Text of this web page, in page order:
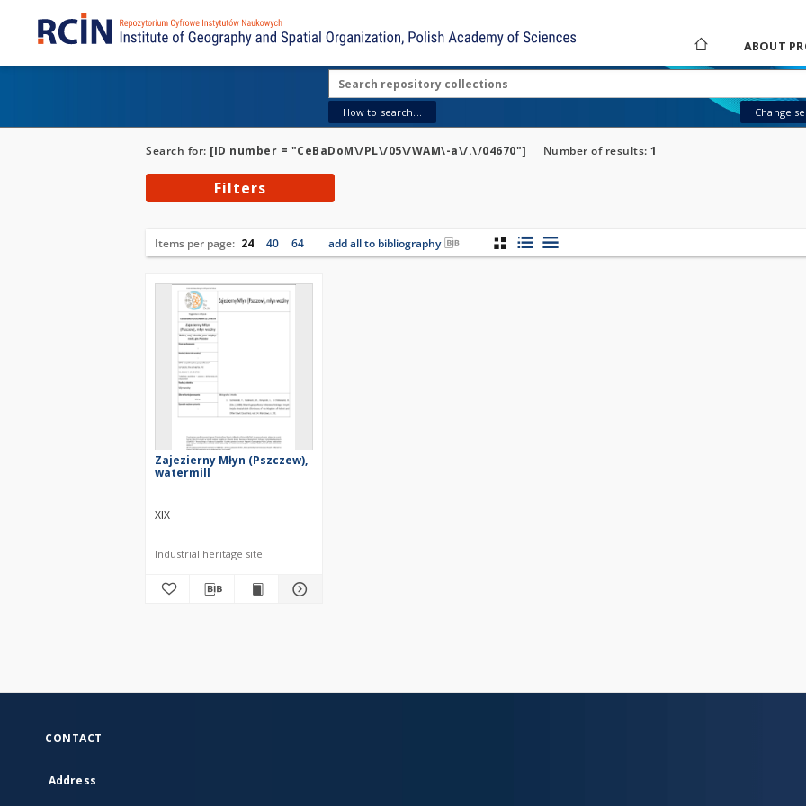
ABOUT
How to search... Change
Search for: [ID number = "CeBaDoM\/PL\/05\/WAM\-a\/.\/04670"] Number of results: 1
Filters
Items per page: 24 40 64 add all to bibliography
Zajezierny Młyn (Pszczew),
watermill
XIX
Industrial heritage site
CONTACT
Address